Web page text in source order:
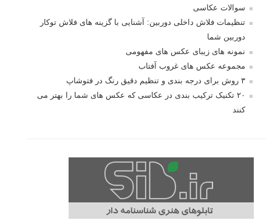
سوالات عکاسی
تنظیمات فلاش داخلی دوربین: آشنایی با گزینه های فلاش توکار
دوربین شما
نمونه های زیبای عکس های مفهومی
مجموعه عکس های غروب آفتاب
۳ روش برای درجه بندی و تنظیم دقیق رنگ در فتوشاپ
۲۰ تکنیک ترکیب بندی در عکاسی که عکس های شما را بهتر می
کنند